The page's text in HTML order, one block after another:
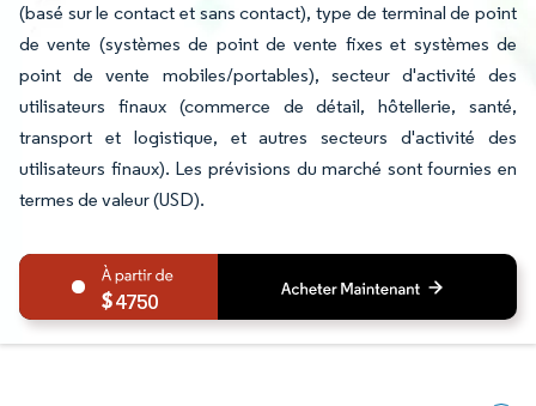
(basé sur le contact et sans contact), type de terminal de point
de vente (systèmes de point de vente fixes et systèmes de
point de vente mobiles/portables), secteur d'activité des
utilisateurs finaux (commerce de détail, hôtellerie, santé,
transport et logistique, et autres secteurs d'activité des
utilisateurs finaux). Les prévisions du marché sont fournies en
termes de valeur (USD).
4750